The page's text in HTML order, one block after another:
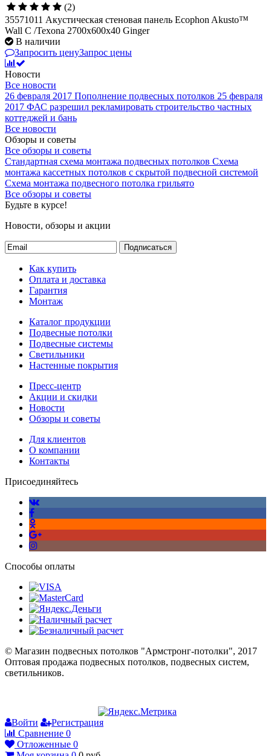
(2)
35571011 Акустическая стеновая панель Ecophon Akusto™
Wall C /Texona 2700x600x40 Ginger
В наличии
Запросить ценуЗапрос цены
Новости
Все новости
26 февраля 2017 Пополнение подвесных потолков 25 февраля
2017 ФАС разрешил рекламировать строительство частных
коттеджей и бань
Все новости
Обзоры и советы
Все обзоры и советы
Стандартная схема монтажа подвесных потолков Схема
монтажа кассетных потолков с скрытой подвесной системой
Схема монтажа подвесного потолка грильято
Все обзоры и советы
Будьте в курсе!
Новости, обзоры и акции
Подписаться
Как купить
Оплата и доставка
Гарантия
Монтаж
Каталог продукции
Подвесные потолки
Подвесные системы
Светильники
Настенные покрытия
Пресс-центр
Акции и скидки
Новости
Обзоры и советы
Для клиентов
О компании
Контакты
Присоединяйтесь
Способы оплаты
© Магазин подвесных потолков "Армстронг-потолки", 2017
Оптовая продажа подвесных потолков, подвесных систем,
светильников.
Войти
Регистрация
Сравнение 0
Отложенные 0